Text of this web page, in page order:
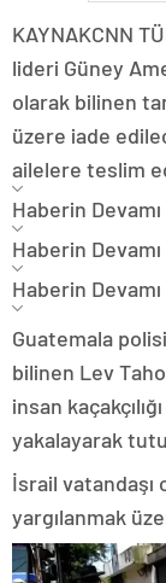
KAYNAKCNN
lideri Güney
olarak bilinen
üzere iade
ailelere teslim
Haberin Devamı
Haberin Devamı
Haberin Devamı
Guatemala
bilinen Lev
insan
yakalayarak
İsrail vatandaşı
yargılanmak